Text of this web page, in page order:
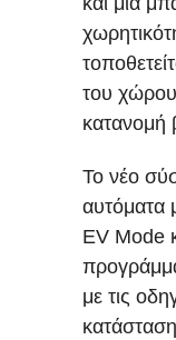
του
κατανομή
Το νέο
αυτόματα
EV Mode
με τις